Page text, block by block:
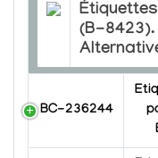
(B-8423).
BC-236244